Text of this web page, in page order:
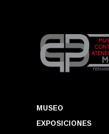
MUSEO
EXPOSICIONES